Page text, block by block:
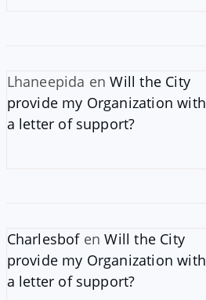
Lhaneepida enWill the City
provide my Organization with
a letter of support?
CharlesbofenWill the City
provide my Organization with
a letter of support?